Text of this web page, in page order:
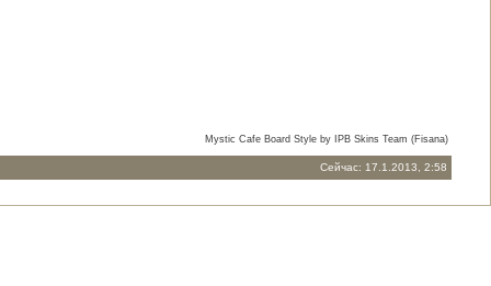
Mystic Cafe Board Style by IPB Skins Team (Fisana)
Сейчас: 17.1.2013, 2:58